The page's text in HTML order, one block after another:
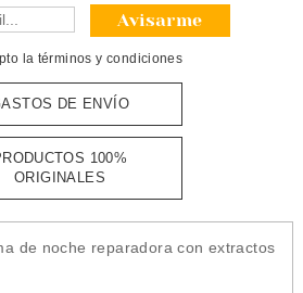
Avisarme
la términos y condiciones
DE ENVÍO
100%
ORIGINALES
de noche reparadora con extractos